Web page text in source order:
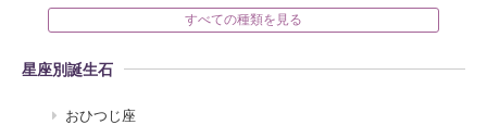
すべての種類を見る
星座別誕生石
おひつじ座